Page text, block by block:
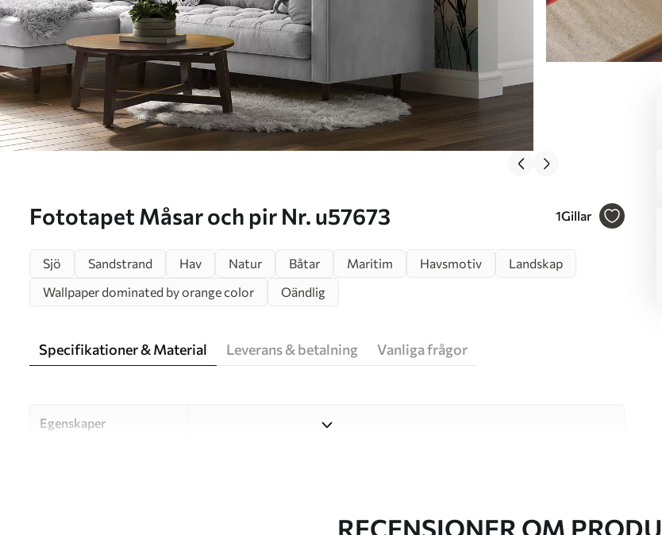
Fototapet Måsar och pir Nr. u57673 1Gillar
Sjö Sandstrand Hav Natur Båtar Maritim Havsmotiv
Landskap
Wallpaper dominated by orange color
Oändlig
Specifikationer & Material Leverans & betalning Vanliga frågor
Egenskaper
RECENSIONER OM